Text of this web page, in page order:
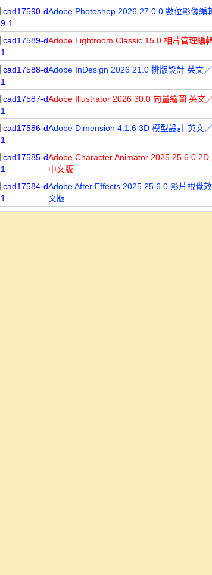
cad17590-d
9-1
Adobe Photoshop 2026 27.0.0 數位影像編
cad17589-d
1
Adobe Lightroom Classic 15.0 相片管理編
cad17588-d
1
Adobe InDesign 2026 21.0 排版設計 英文
cad17587-d
1
Adobe Illustrator 2026 30.0 向量繪圖 英文
cad17586-d
1
Adobe Dimension 4.1.6 3D 模型設計 英文
cad17585-d
1
Adobe Character Animator 2025 25.6.0 2D
中文版
cad17584-d
1
Adobe After Effects 2025 25.6.0 影片視覺
文版